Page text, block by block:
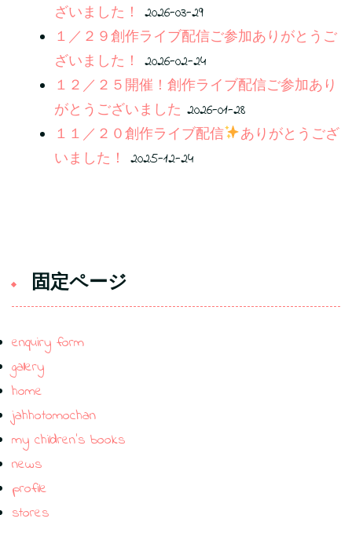
ざいました！ 2026-03-29
１／２９創作ライブ配信ご参加ありがとうご
ざいました！ 2026-02-24
１２／２５開催！創作ライブ配信ご参加あり
がとうございました 2026-01-28
１１／２０創作ライブ配信
ありがとうござ
いました！ 2025-12-24
固定ページ
enquiry form
gallery
home
jahhotomochan
my children’s books
news
profile
stores